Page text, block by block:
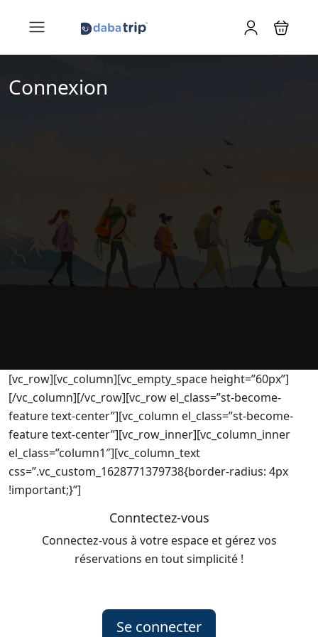
Connexion
[vc_row][vc_column][vc_empty_space height=”60px”]
[/vc_column][/vc_row][vc_row el_class=”st-become-
feature text-center”][vc_column el_class=”st-become-
feature text-center”][vc_row_inner][vc_column_inner
el_class=”column1″][vc_column_text
css=”.vc_custom_1628771379738{border-radius: 4px
!important;}”]
Conntectez-vous
Connectez-vous à votre espace et gérez vos
réservations en tout simplicité !
Se connecter